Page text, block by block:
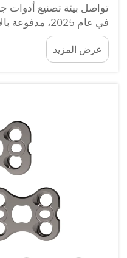
تواصل بيئة تصنيع أدوات
في عام 2025،
التنظيمية والطلب
يجب أن توازن مرافق
عرض المزيد